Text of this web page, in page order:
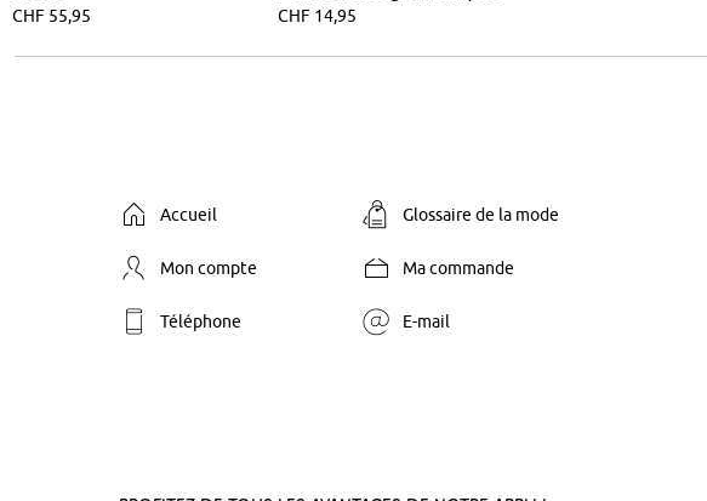
CHF 55,95
CHF 14,95
Accueil Glossaire de la mode
Mon compte Ma commande
Téléphone E-mail